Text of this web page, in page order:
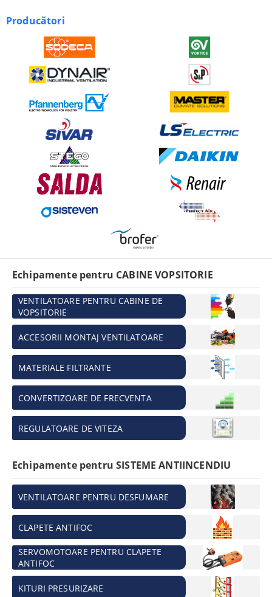
Producători
Echipamente pentru CABINE VOPSITORIE
VENTILATOARE PENTRU CABINE DE
VOPSITORIE
ACCESORII MONTAJ VENTILATOARE
MATERIALE FILTRANTE
CONVERTIZOARE DE FRECVENTA
REGULATOARE DE VITEZA
Echipamente pentru SISTEME ANTIINCENDIU
VENTILATOARE PENTRU DESFUMARE
CLAPETE ANTIFOC
SERVOMOTOARE PENTRU CLAPETE
ANTIFOC
KITURI PRESURIZARE